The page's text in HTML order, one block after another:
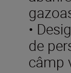
•
de
câmp